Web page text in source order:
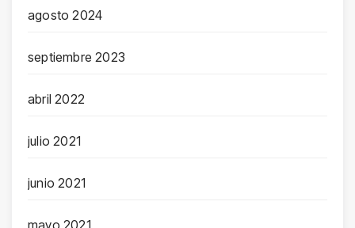
agosto 2024
septiembre 2023
abril 2022
julio 2021
junio 2021
mayo 2021